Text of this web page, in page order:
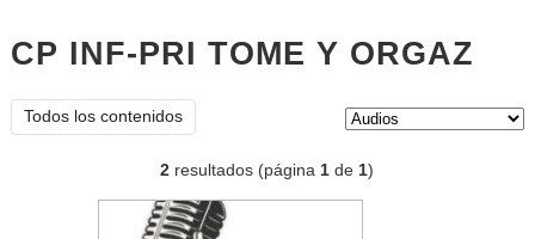
CP INF-PRI TOME Y ORGAZ
Todos los contenidos
2 resultados (página1 de1)